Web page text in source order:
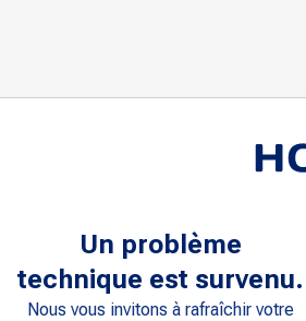
Un problème
technique est survenu.
Nous vous invitons à rafraîchir votre